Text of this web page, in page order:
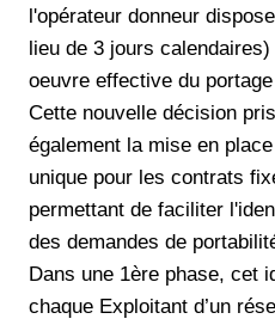
l'opérateur donneur
lieu de 3 jours
oeuvre effective du
Cette nouvelle décision
également la mise en
unique pour les contrats
permettant de faciliter
des demandes de
Dans une 1ère phase, cet
chaque Exploitant d’un